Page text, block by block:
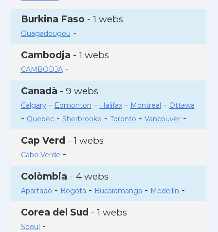
Burkina Faso - 1 webs
Ouagadougou -
Cambodja - 1 webs
CAMBODJA-
Canadà - 9 webs
Calgary- Edmonton - Halifax- Montreal - Ottawa
- Quebec- Sherbrooke - Toronto - Vancouver-
Cap Verd - 1 webs
Cabo Verde -
Colòmbia - 4 webs
Apartadó - Bogota - Bucaramanga - Medellín -
Corea del Sud - 1 webs
Seoul -